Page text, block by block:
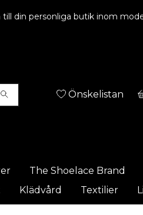
din personliga butik inom
Önskelistan
The Shoelace Brand
Klädvård Textilier